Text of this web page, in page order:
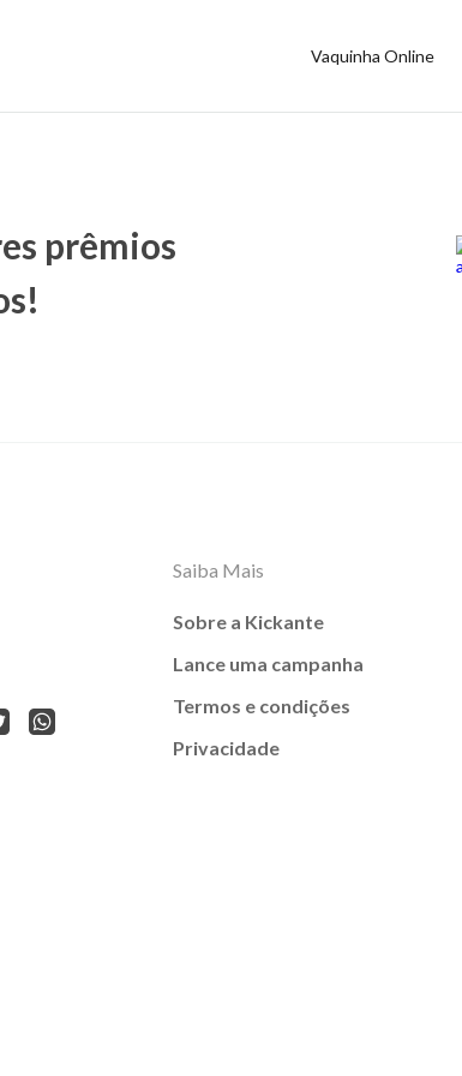
Vaquinha Online
prêmios
Saiba Mais
Sobre a Kickante
Lance uma campanha
Termos e condições
Privacidade